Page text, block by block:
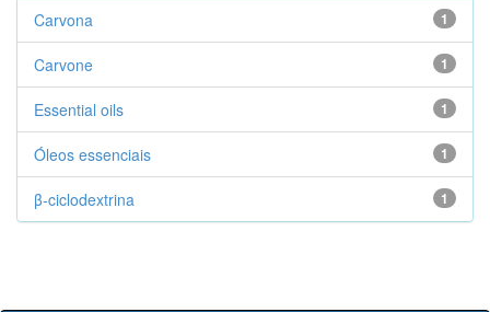
1
Carvona
1
Carvone
1
Essential oils
1
Óleos essenciais
1
β-ciclodextrina